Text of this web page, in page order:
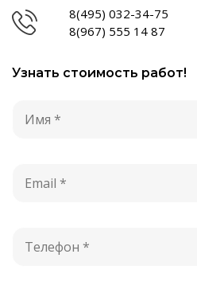
8(495) 032-34-75
8(967) 555 14 87
Узнать стоимость работ!